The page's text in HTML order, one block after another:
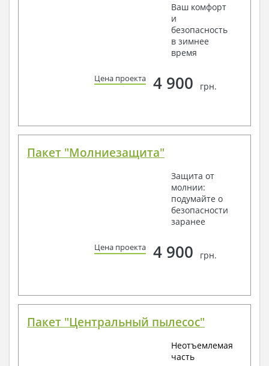
Ваш комфорт
и
безопасность
в зимнее
время
Цена проекта 4 900 грн.
Пакет "Молниезащита"
Защита от
молнии:
подумайте о
безопасности
заранее
Цена проекта 4 900 грн.
Пакет "Центральный пылесос"
Неотъемлемая
часть